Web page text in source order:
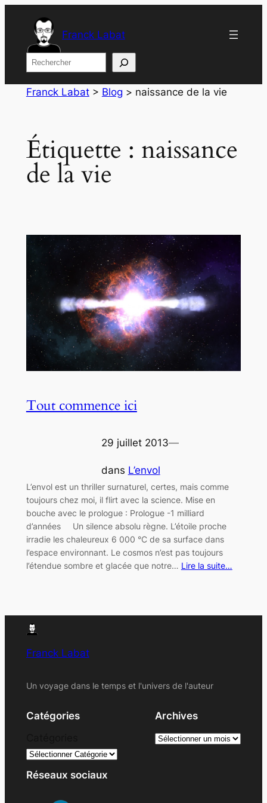
contenu
Franck Labat
Rechercher
Franck Labat> Blog > naissance de la vie
Étiquette : naissance
de la vie
Tout commence ici
29 juillet 2013—
dans L’envol
L’envol est un thriller surnaturel, certes, mais comme
toujours chez moi, il flirt avec la science. Mise en
bouche avec le prologue : Prologue -1 milliard
d’années Un silence absolu règne. L’étoile proche
irradie les chaleureux 6 000 °C de sa surface dans
l’espace environnant. Le cosmos n’est pas toujours
l’étendue sombre et glacée que notre… Lire la suite…
Franck Labat
Un voyage dans le temps et l'univers de l'auteur
Catégories
Archives
A
Réseaux sociaux